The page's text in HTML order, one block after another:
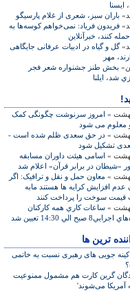
ايسنا
باران سبز، شعری از غلام پارسیگو
فریدون فریاد: نمی‌خواهم کوسه‌ها به
کنند، خبرآنلاین
گل و گیاه در ادبیات عرفانی جایگاهی
مهر
بخش طنز جشنواره شعر فجر
شد، ایلنا
امروز سرنوشت چگونگی کمک
معلوم می شود
در حق سعدی ظلم شده است -
تشکیل شود
اسامی هیئت داوران مسابقه
«شیطان در برابر قرآن» اعلام شد
معاون حمل و نقل و ترافیک: اگر
عدم افزایش کرایه ها هستند مابه
قیمت سوخت را پرداخت کنند
ساعات كاري همه كاركنان
صبح الي 14:30 تعيين شد
ترین ها
کینه جویی های رهبری نسبت به خاتمی
گرین کارت هم مشمول ممنوعیت
آمریکا می‌شوند'